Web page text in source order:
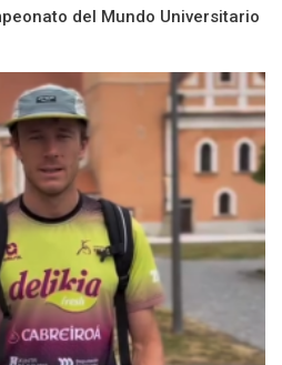
del Mundo Universitario